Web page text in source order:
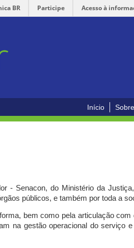
BR Participe Acesso à
Início
- Senacon, do Ministério da
públicos, e também por toda a
bem como pela articulação
na gestão operacional do serviço